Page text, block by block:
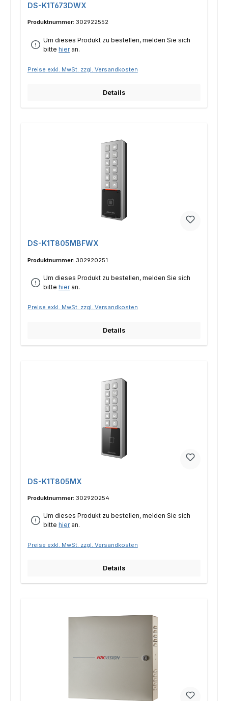
DS-K1T673DWX
Produktnummer: 302922552
Um dieses Produkt zu bestellen, melden Sie sich
bittehieran.
Preise exkl. MwSt. zzgl. Versandkosten
Details
DS-K1T805MBFWX
Produktnummer: 302920251
Um dieses Produkt zu bestellen, melden Sie sich
bittehieran.
Preise exkl. MwSt. zzgl. Versandkosten
Details
DS-K1T805MX
Produktnummer: 302920254
Um dieses Produkt zu bestellen, melden Sie sich
bittehieran.
Preise exkl. MwSt. zzgl. Versandkosten
Details